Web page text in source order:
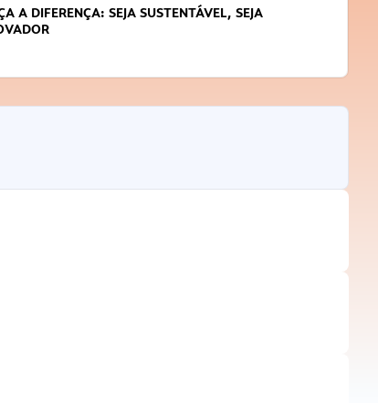
A DIFERENÇA: SEJA SUSTENTÁVEL, SEJA